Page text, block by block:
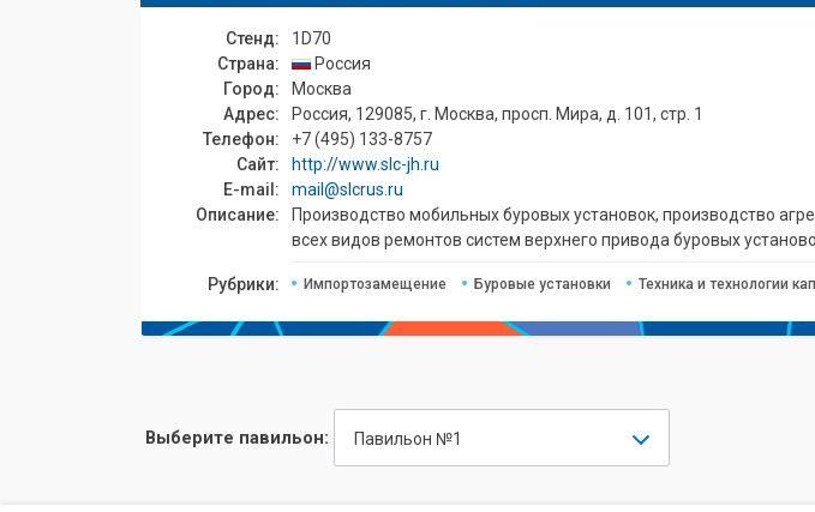
Стенд:
1D70
Страна:
Россия
Город:
Москва
Адрес:
Россия, 129085, г. Москва, просп. Мира, д. 101, стр. 1
Телефон:
+7 (495) 133-8757
Сайт:
http://www.slc-jh.ru
E-mail:
mail@slcrus.ru
Описание:
Производство мобильных буровых установок, производство
всех видов ремонтов систем верхнего привода буровых
Рубрики: Импортозамещение Буровые установки Техника и технологии
Выберите павильон: Павильон №1